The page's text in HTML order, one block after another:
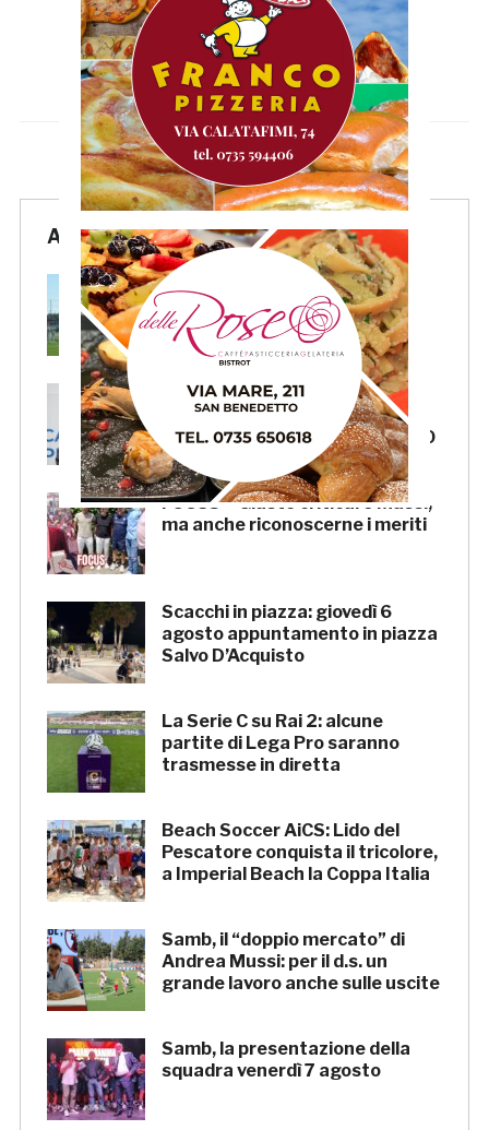
Articoli Recenti
Samb, ripresi gli allenamenti:
doppia seduta al Ciarrocchi. A
parte Tunjov
La Samb smentisce notizie e
ricostruzioni riguardanti la
cessione del club. COMUNICATO
FOCUS – Giusto criticare Massi,
ma anche riconoscerne i meriti
Scacchi in piazza: giovedì 6
agosto appuntamento in piazza
Salvo D’Acquisto
La Serie C su Rai 2: alcune
partite di Lega Pro saranno
trasmesse in diretta
Beach Soccer AiCS: Lido del
Pescatore conquista il tricolore,
a Imperial Beach la Coppa Italia
Samb, il “doppio mercato” di
Andrea Mussi: per il d.s. un
grande lavoro anche sulle uscite
Samb, la presentazione della
squadra venerdì 7 agosto